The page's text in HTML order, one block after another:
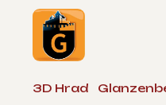
3D Hrad